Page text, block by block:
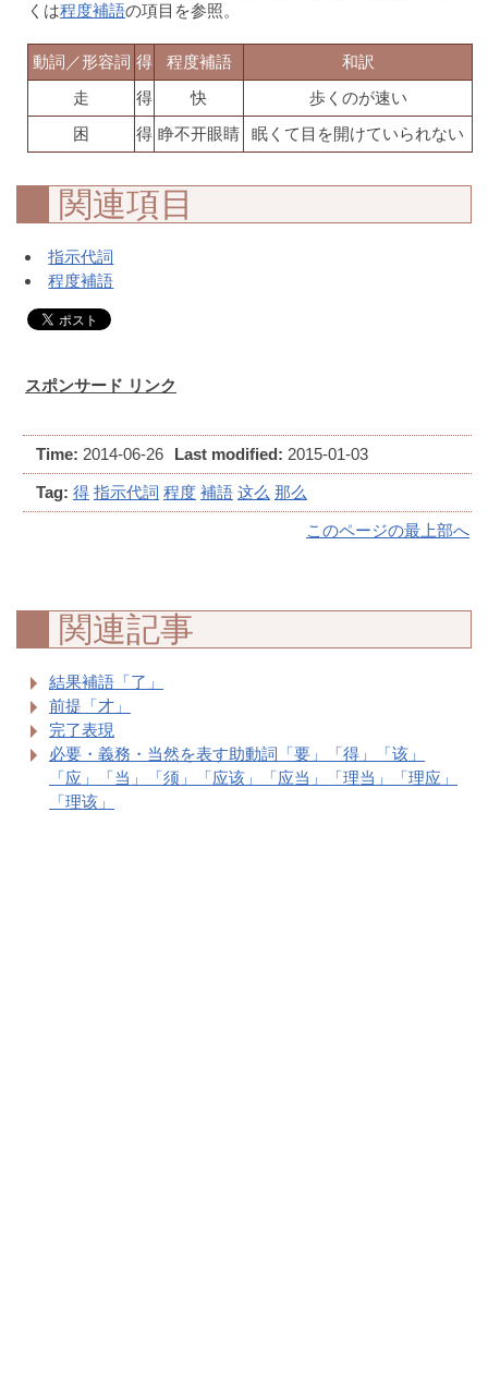
くは程度補語の項目を参照。
動詞／形容詞 得 程度補語
和訳
走
得 快
歩くのが速い
困
得 睁不开眼睛 眠くて目を開けていられない
関連項目
指示代詞
程度補語
スポンサード リンク
Time: 2014-06-26 Last modified: 2015-01-03
Tag: 得 指示代詞 程度 補語 这么 那么
このページの最上部へ
関連記事
結果補語「了」
前提「才」
完了表現
必要・義務・当然を表す助動詞「要」「得」「该」
「应」「当」「须」「应该」「应当」「理当」「理应」
「理该」